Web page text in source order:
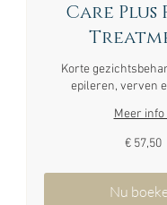
Care Plus
Korte
epileren, verven
Meer info
€ 57,50
Nu